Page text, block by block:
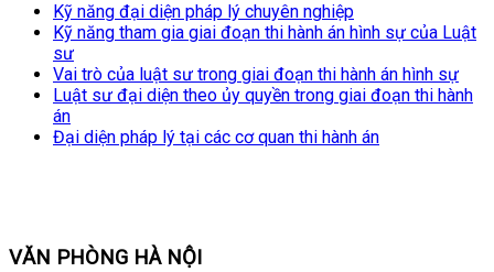
Kỹ năng đại diện pháp lý chuyên nghiệp
Kỹ năng tham gia giai đoạn thi hành án hình sự của Luật
sư
Vai trò của luật sư trong giai đoạn thi hành án hình sự
Luật sư đại diện theo ủy quyền trong giai đoạn thi hành
án
Đại diện pháp lý tại các cơ quan thi hành án
VĂN PHÒNG HÀ NỘI